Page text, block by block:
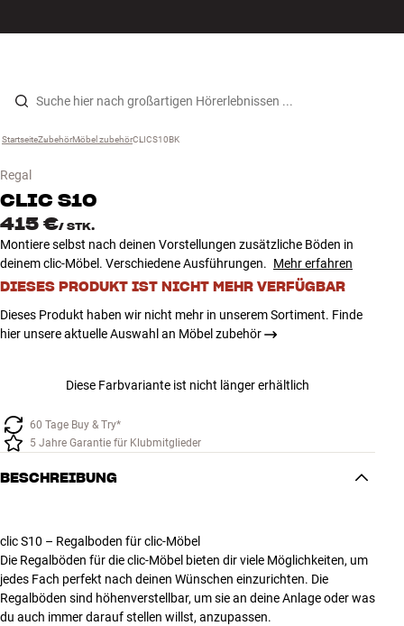
Zum Inhalt wechseln
Lautsprecher
Kopfhörer
Surround
TV
Systeme
Zubehör
NEUHEITEN
ANGEBOTE
Startseite ›
Zubehör ›
Möbel zubehör ›
CLICS10BK
Regal
CLIC S10
415 €/ STK.
Montiere selbst nach deinen Vorstellungen zusätzliche Böden in
deinem clic-Möbel. Verschiedene Ausführungen. Mehr erfahren
DIESES PRODUKT IST NICHT MEHR VERFÜGBAR
Dieses Produkt haben wir nicht mehr in unserem Sortiment. Finde
hier unsere aktuelle Auswahl an Möbel zubehör
Diese Farbvariante ist nicht länger erhältlich
60 Tage Buy & Try*
5 Jahre Garantie für Klubmitglieder
BESCHREIBUNG
clic S10 – Regalboden für clic-Möbel
Die Regalböden für die clic-Möbel bieten dir viele Möglichkeiten, um
jedes Fach perfekt nach deinen Wünschen einzurichten. Die
Regalböden sind höhenverstellbar, um sie an deine Anlage oder was
du auch immer darauf stellen willst, anzupassen.